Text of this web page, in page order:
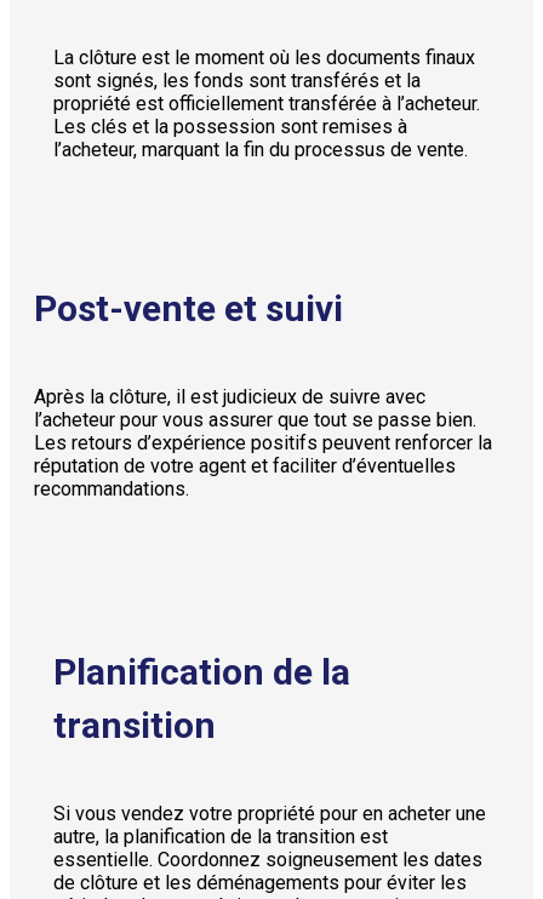
La clôture est le moment où les documents finaux
sont signés, les fonds sont transférés et la
propriété est officiellement transférée à l’acheteur.
Les clés et la possession sont remises à
l’acheteur, marquant la fin du processus de vente.
Post-vente et suivi
Après la clôture, il est judicieux de suivre avec
l’acheteur pour vous assurer que tout se passe bien.
Les retours d’expérience positifs peuvent renforcer la
réputation de votre agent et faciliter d’éventuelles
recommandations.
Planification de la
transition
Si vous vendez votre propriété pour en acheter une
autre, la planification de la transition est
essentielle. Coordonnez soigneusement les dates
de clôture et les déménagements pour éviter les